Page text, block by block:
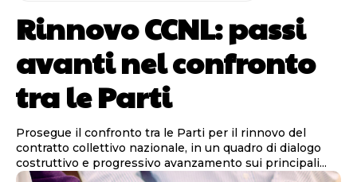
Rinnovo CCNL: passi
avanti nel confronto
tra le Parti
Prosegue il confronto tra le Parti per il rinnovo del
contratto collettivo nazionale, in un quadro di dialogo
costruttivo e progressivo avanzamento sui principali...